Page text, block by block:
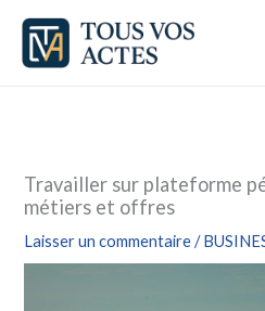
Aller
contenu
Travailler sur plateforme
métiers et offres
Laisser un commentaire /